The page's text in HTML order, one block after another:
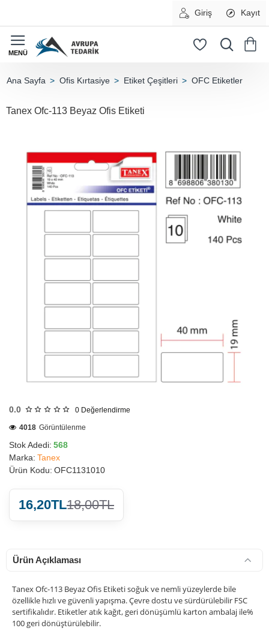
Giriş Kayıt
Ofis Kırtasiye Etiket Çeşitleri OFC Etiketler
Tanex Ofc-113 Beyaz Ofis Etiketi
0.0 0 Değerlendirme
Stok Adedi: 568
Marka: Tanex
Ürün Kodu: OFC1131010
4018 Görüntülenme
16,20TL18,00TL
Ürün Açıklaması
Tanex Ofc-113 Beyaz Ofis Etiketi soğuk ve nemli yüzeylerde bile
özellikle hızlı ve güvenli yapışma. Çevre dostu ve sürdürülebilir FSC
sertifikalıdır. Etiketler atık kağıt, geri dönüşümlü karton ambalaj ile%
100 geri dönüştürülebilir.